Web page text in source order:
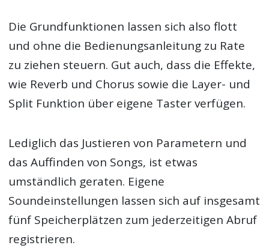
Die Grundfunktionen lassen sich also flott
und ohne die Bedienungsanleitung zu Rate
zu ziehen steuern. Gut auch, dass die Effekte,
wie Reverb und Chorus sowie die Layer- und
Split Funktion über eigene Taster verfügen.
Lediglich das Justieren von Parametern und
das Auffinden von Songs, ist etwas
umständlich geraten. Eigene
Soundeinstellungen lassen sich auf insgesamt
fünf Speicherplätzen zum jederzeitigen Abruf
registrieren.